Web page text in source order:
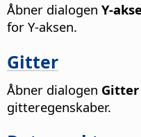
Åbner dialogen Y-akse
for Y-aksen.
Gitter
Åbner dialogen Gitter
gitteregenskaber.